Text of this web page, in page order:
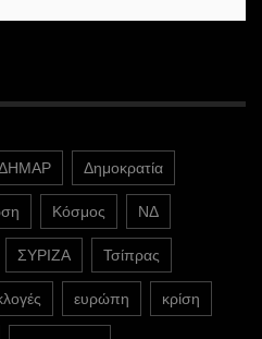
Δημοκρατία
Κόσμος ΝΔ
ΣΥΡΙΖΑ Τσίπρας
ευρώπη κρίση